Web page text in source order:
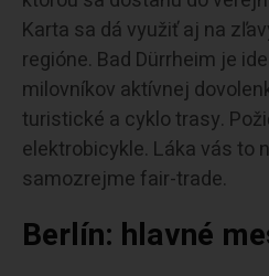
Karta sa dá využiť aj na
regióne. Bad Dürrheim je
milovníkov aktívnej
turistické a cyklo trasy.
elektrobicykle. Láka vás to
samozrejme fair-trade.
Berlín: hlavné